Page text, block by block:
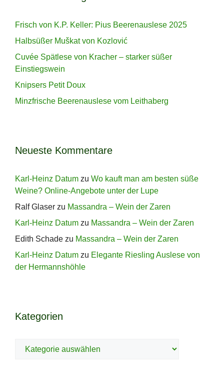
Frisch von K.P. Keller: Pius Beerenauslese 2025
Halbsüßer Muškat von Kozlović
Cuvée Spätlese von Kracher – starker süßer
Einstiegswein
Knipsers Petit Doux
Minzfrische Beerenauslese vom Leithaberg
Neueste Kommentare
Karl-Heinz Datum zu Wo kauft man am besten süße
Weine? Online-Angebote unter der Lupe
Ralf Glaser zu Massandra – Wein der Zaren
Karl-Heinz Datum zu Massandra – Wein der Zaren
Edith Schade zu Massandra – Wein der Zaren
Karl-Heinz Datum zu Elegante Riesling Auslese von
der Hermannshöhle
Kategorien
Kategorien